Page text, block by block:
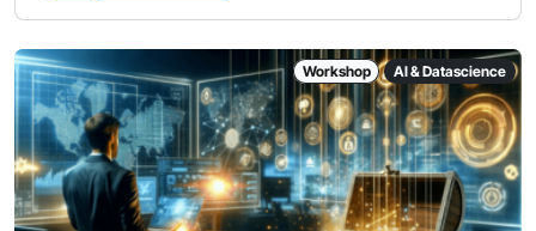
Workshop AI & Datascience